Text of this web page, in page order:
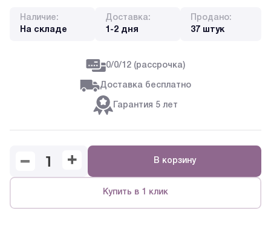
Наличие:
На складе
Доставка:
1-2 дня
Продано:
37 штук
0/0/12 (рассрочка)
Доставка бесплатно
Гарантия 5 лет
В корзину
Купить в 1 клик